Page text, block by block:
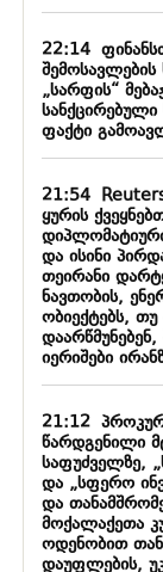
22:14
შემოსავლების
„სარფის“
ფაქტი
21:54
ყურის
და ისინი
თეირანი
ნავთობის,
ობიექტებს,
დაარწმუნებენ,
იერიშები
21:12
წარდგენილი
საფუძველზე,
და „სფერო
და
მოქალაქეთა
ოდენობით
დაუფლების,